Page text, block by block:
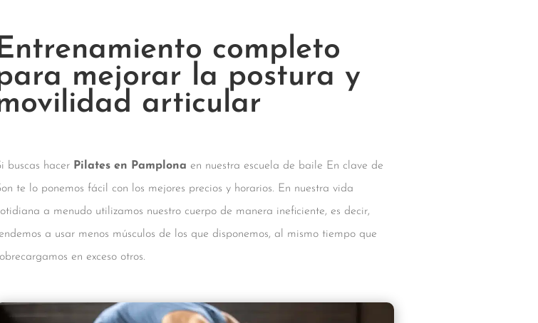
completo
mejorar la postura y
articular
buscas hacer Pilates en Pamplona en nuestra escuela de baile En clave de
te lo ponemos fácil con los mejores precios y horarios. En nuestra vida
a menudo utilizamos nuestro cuerpo de manera ineficiente, es decir,
a usar menos músculos de los que disponemos, al mismo tiempo que
en exceso otros.